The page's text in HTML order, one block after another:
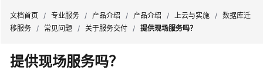
服
务
文档首页 / 专业服务 / 产品介绍 / 产品介绍 / 上云与实施 / 数据库迁
移服务 / 常见问题 / 关于服务交付 / 提供现场服务吗？
提供现场服务吗？